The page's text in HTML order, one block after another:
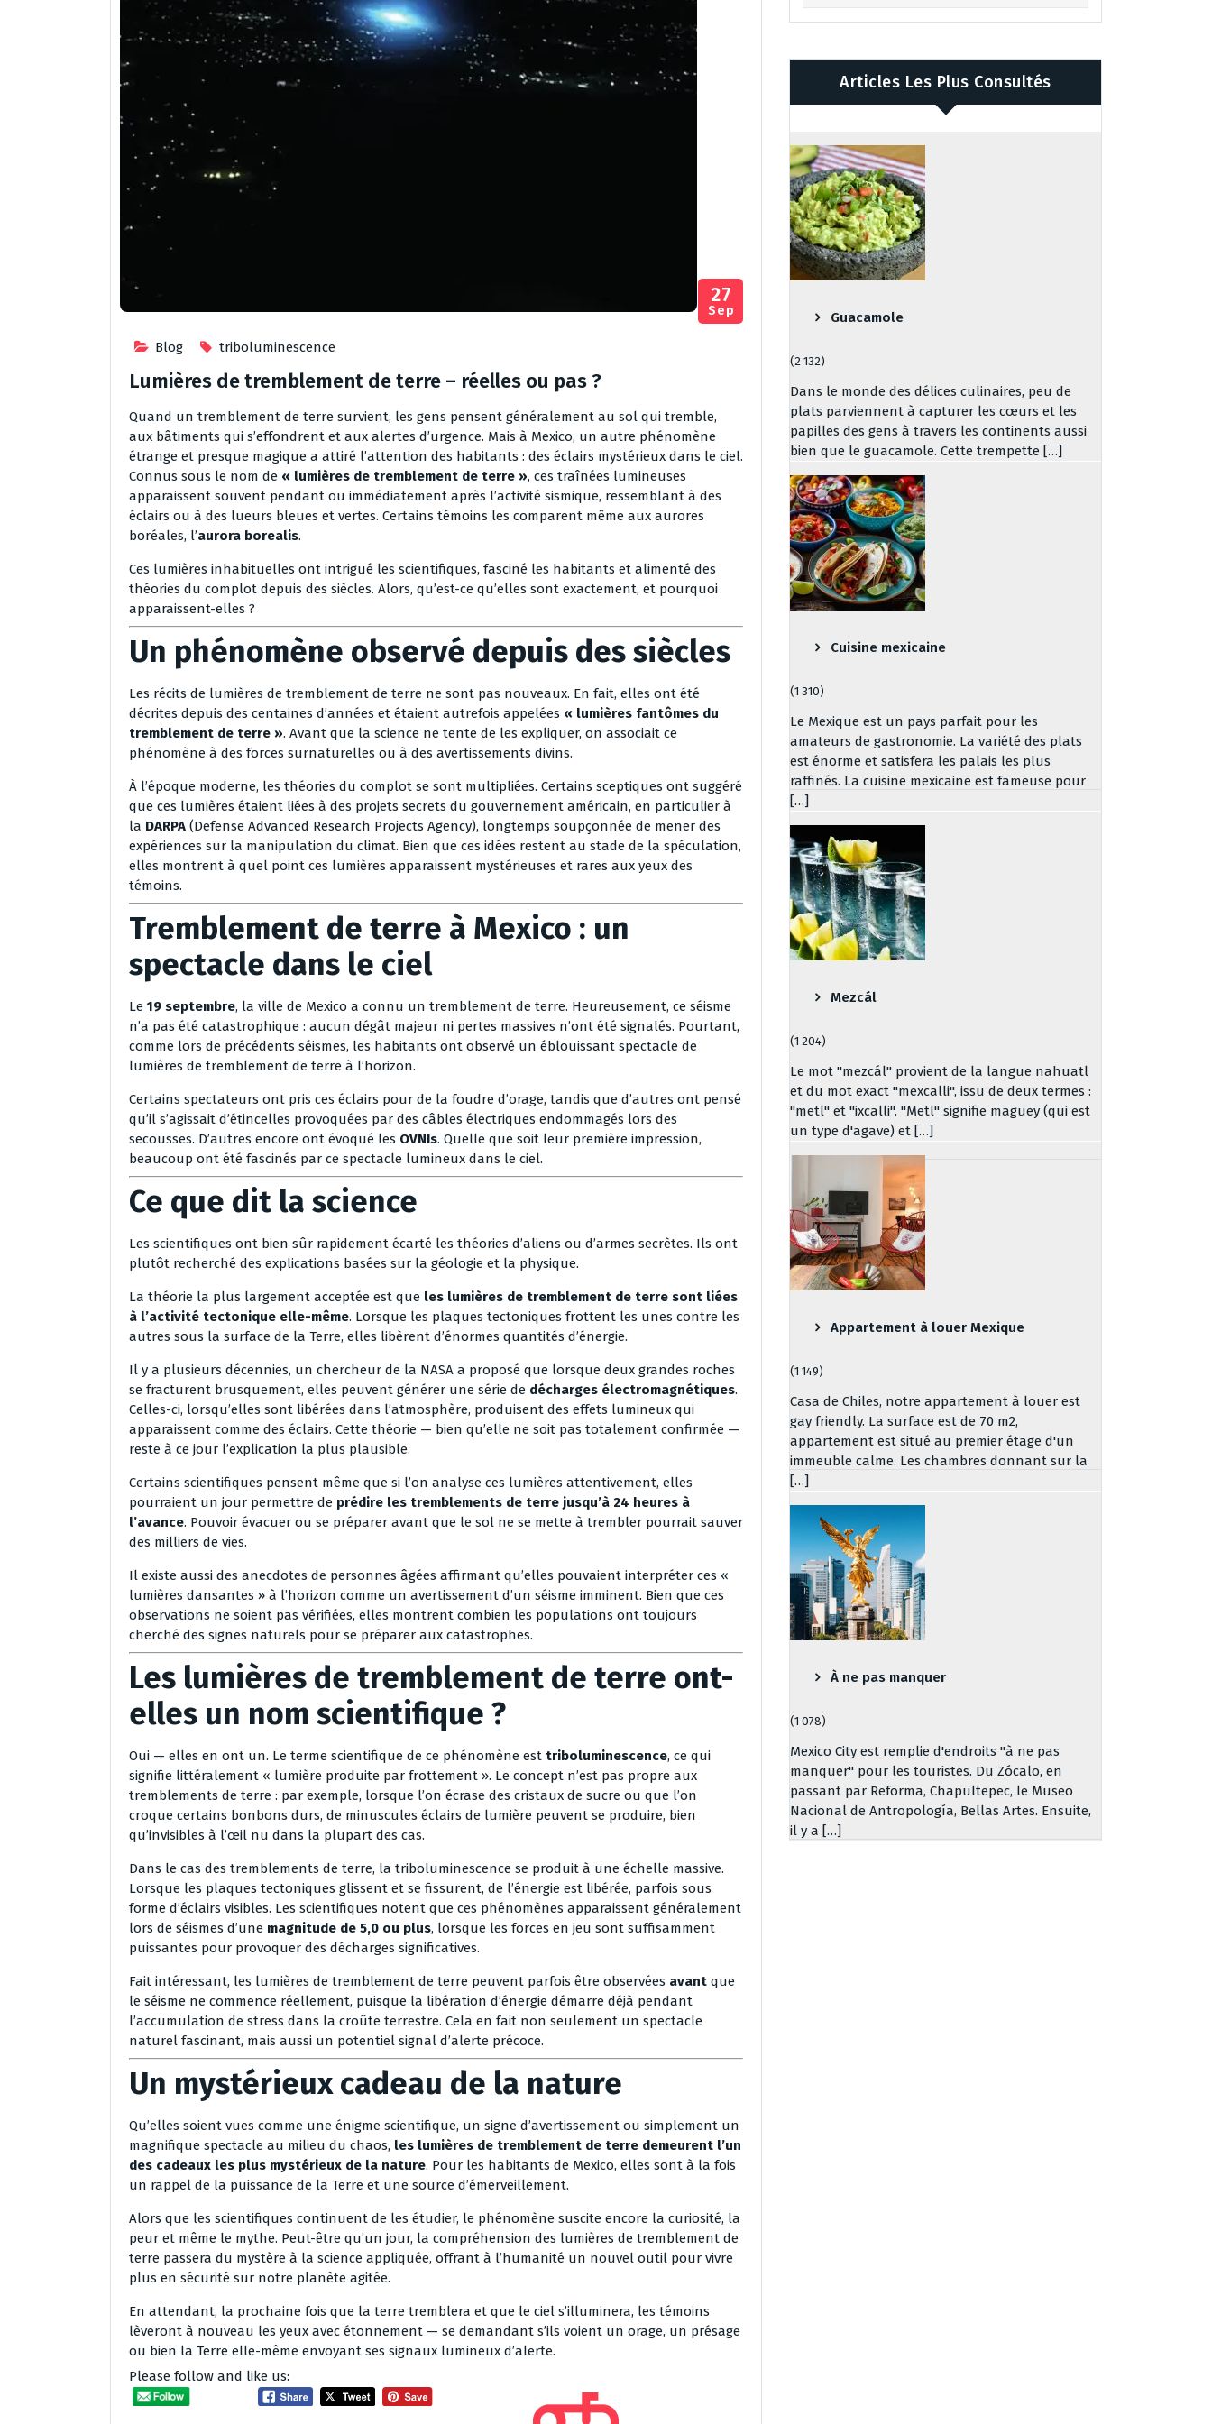
Blog triboluminescence
27
Sep
Lumières de tremblement de terre – réelles ou pas ?
Quand un tremblement de terre survient, les gens pensent généralement au sol qui tremble,
aux bâtiments qui s’effondrent et aux alertes d’urgence. Mais à Mexico, un autre phénomène
étrange et presque magique a attiré l’attention des habitants : des éclairs mystérieux dans le ciel.
Connus sous le nom de « lumières de tremblement de terre », ces traînées lumineuses
apparaissent souvent pendant ou immédiatement après l’activité sismique, ressemblant à des
éclairs ou à des lueurs bleues et vertes. Certains témoins les comparent même aux aurores
boréales, l’aurora borealis.
Ces lumières inhabituelles ont intrigué les scientifiques, fasciné les habitants et alimenté des
théories du complot depuis des siècles. Alors, qu’est-ce qu’elles sont exactement, et pourquoi
apparaissent-elles ?
Un phénomène observé depuis des siècles
Les récits de lumières de tremblement de terre ne sont pas nouveaux. En fait, elles ont été
décrites depuis des centaines d’années et étaient autrefois appelées « lumières fantômes du
tremblement de terre ». Avant que la science ne tente de les expliquer, on associait ce
phénomène à des forces surnaturelles ou à des avertissements divins.
À l’époque moderne, les théories du complot se sont multipliées. Certains sceptiques ont suggéré
que ces lumières étaient liées à des projets secrets du gouvernement américain, en particulier à
la DARPA (Defense Advanced Research Projects Agency), longtemps soupçonnée de mener des
expériences sur la manipulation du climat. Bien que ces idées restent au stade de la spéculation,
elles montrent à quel point ces lumières apparaissent mystérieuses et rares aux yeux des
témoins.
Tremblement de terre à Mexico : un
spectacle dans le ciel
Le 19 septembre, la ville de Mexico a connu un tremblement de terre. Heureusement, ce séisme
n’a pas été catastrophique : aucun dégât majeur ni pertes massives n’ont été signalés. Pourtant,
comme lors de précédents séismes, les habitants ont observé un éblouissant spectacle de
lumières de tremblement de terre à l’horizon.
Certains spectateurs ont pris ces éclairs pour de la foudre d’orage, tandis que d’autres ont pensé
qu’il s’agissait d’étincelles provoquées par des câbles électriques endommagés lors des
secousses. D’autres encore ont évoqué les OVNIs. Quelle que soit leur première impression,
beaucoup ont été fascinés par ce spectacle lumineux dans le ciel.
Ce que dit la science
Les scientifiques ont bien sûr rapidement écarté les théories d’aliens ou d’armes secrètes. Ils ont
plutôt recherché des explications basées sur la géologie et la physique.
La théorie la plus largement acceptée est que les lumières de tremblement de terre sont liées
à l’activité tectonique elle-même. Lorsque les plaques tectoniques frottent les unes contre les
autres sous la surface de la Terre, elles libèrent d’énormes quantités d’énergie.
Il y a plusieurs décennies, un chercheur de la NASA a proposé que lorsque deux grandes roches
se fracturent brusquement, elles peuvent générer une série de décharges électromagnétiques.
Celles-ci, lorsqu’elles sont libérées dans l’atmosphère, produisent des effets lumineux qui
apparaissent comme des éclairs. Cette théorie — bien qu’elle ne soit pas totalement confirmée —
reste à ce jour l’explication la plus plausible.
Certains scientifiques pensent même que si l’on analyse ces lumières attentivement, elles
pourraient un jour permettre de prédire les tremblements de terre jusqu’à 24 heures à
l’avance. Pouvoir évacuer ou se préparer avant que le sol ne se mette à trembler pourrait sauver
des milliers de vies.
Il existe aussi des anecdotes de personnes âgées affirmant qu’elles pouvaient interpréter ces «
lumières dansantes » à l’horizon comme un avertissement d’un séisme imminent. Bien que ces
observations ne soient pas vérifiées, elles montrent combien les populations ont toujours
cherché des signes naturels pour se préparer aux catastrophes.
Les lumières de tremblement de terre ont-
elles un nom scientifique ?
Oui — elles en ont un. Le terme scientifique de ce phénomène est triboluminescence, ce qui
signifie littéralement « lumière produite par frottement ». Le concept n’est pas propre aux
tremblements de terre : par exemple, lorsque l’on écrase des cristaux de sucre ou que l’on
croque certains bonbons durs, de minuscules éclairs de lumière peuvent se produire, bien
qu’invisibles à l’œil nu dans la plupart des cas.
Dans le cas des tremblements de terre, la triboluminescence se produit à une échelle massive.
Lorsque les plaques tectoniques glissent et se fissurent, de l’énergie est libérée, parfois sous
forme d’éclairs visibles. Les scientifiques notent que ces phénomènes apparaissent généralement
lors de séismes d’une magnitude de 5,0 ou plus, lorsque les forces en jeu sont suffisamment
puissantes pour provoquer des décharges significatives.
Fait intéressant, les lumières de tremblement de terre peuvent parfois être observées avant que
le séisme ne commence réellement, puisque la libération d’énergie démarre déjà pendant
l’accumulation de stress dans la croûte terrestre. Cela en fait non seulement un spectacle
naturel fascinant, mais aussi un potentiel signal d’alerte précoce.
Un mystérieux cadeau de la nature
Qu’elles soient vues comme une énigme scientifique, un signe d’avertissement ou simplement un
magnifique spectacle au milieu du chaos, les lumières de tremblement de terre demeurent l’un
des cadeaux les plus mystérieux de la nature. Pour les habitants de Mexico, elles sont à la fois
un rappel de la puissance de la Terre et une source d’émerveillement.
Alors que les scientifiques continuent de les étudier, le phénomène suscite encore la curiosité, la
peur et même le mythe. Peut-être qu’un jour, la compréhension des lumières de tremblement de
terre passera du mystère à la science appliquée, offrant à l’humanité un nouvel outil pour vivre
plus en sécurité sur notre planète agitée.
En attendant, la prochaine fois que la terre tremblera et que le ciel s’illuminera, les témoins
lèveront à nouveau les yeux avec étonnement — se demandant s’ils voient un orage, un présage
ou bien la Terre elle-même envoyant ses signaux lumineux d’alerte.
Please follow and like us:
Articles Les Plus Consultés
Guacamole
(2 132)
Dans le monde des délices culinaires, peu de
plats parviennent à capturer les cœurs et les
papilles des gens à travers les continents aussi
bien que le guacamole. Cette trempette […]
Cuisine mexicaine
(1 310)
Le Mexique est un pays parfait pour les
amateurs de gastronomie. La variété des plats
est énorme et satisfera les palais les plus
raffinés. La cuisine mexicaine est fameuse pour
[…]
Mezcál
(1 204)
Le mot "mezcál" provient de la langue nahuatl
et du mot exact "mexcalli", issu de deux termes :
"metl" et "ixcalli". "Metl" signifie maguey (qui est
un type d'agave) et […]
Appartement à louer Mexique
(1 149)
Casa de Chiles, notre appartement à louer est
gay friendly. La surface est de 70 m2,
appartement est situé au premier étage d'un
immeuble calme. Les chambres donnant sur la
[…]
À ne pas manquer
(1 078)
Mexico City est remplie d'endroits "à ne pas
manquer" pour les touristes. Du Zócalo, en
passant par Reforma, Chapultepec, le Museo
Nacional de Antropología, Bellas Artes. Ensuite,
il y a […]